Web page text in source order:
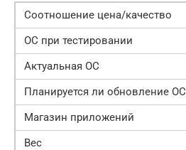
Соотношение цена/качество
ОС при тестировании
Актуальная ОС
Планируется ли обновление ОС
Магазин приложений
Вес